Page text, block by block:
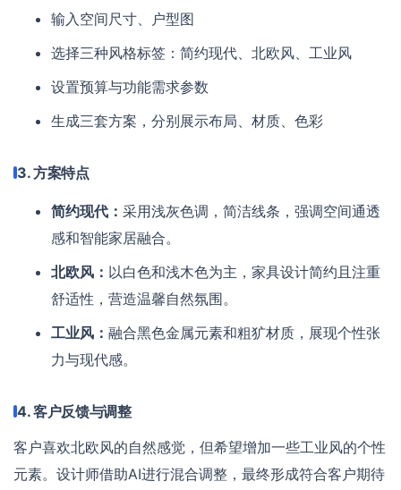
输入空间尺寸、户型图
选择三种风格标签：简约现代、北欧风、工业风
设置预算与功能需求参数
生成三套方案，分别展示布局、材质、色彩
3. 方案特点
简约现代：采用浅灰色调，简洁线条，强调空间通透
感和智能家居融合。
北欧风： 以白色和浅木色为主，家具设计简约且注重
舒适性，营造温馨自然氛围。
工业风：融合黑色金属元素和粗犷材质，展现个性张
力与现代感。
4. 客户反馈与调整
客户喜欢北欧风的自然感觉，但希望增加一些工业风的个性
元素。设计师借助AI进行混合调整，最终形成符合客户期待